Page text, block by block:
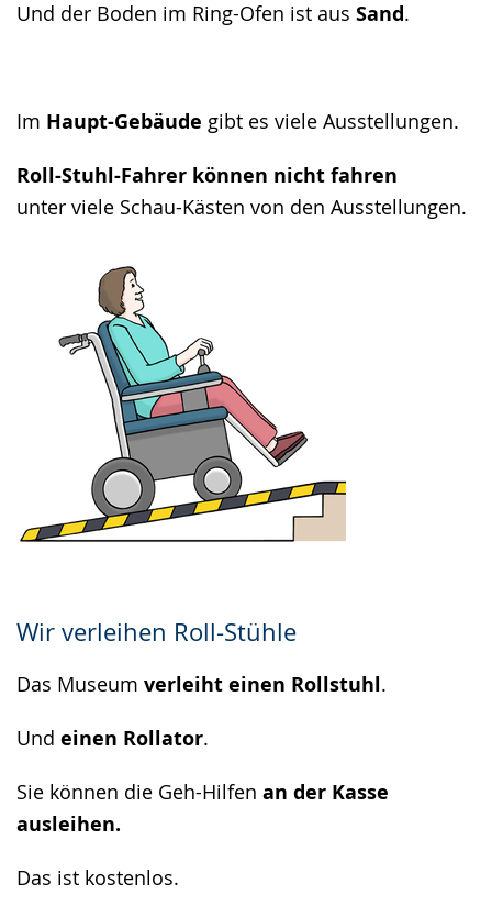
Und der Boden im Ring-Ofen ist aus Sand.
Im Haupt-Gebäude gibt es viele Ausstellungen.
Roll-Stuhl-Fahrer können nicht fahren
unter viele Schau-Kästen von den Ausstellungen.
Wir verleihen Roll-Stühle
Das Museum verleiht einen Rollstuhl.
Und einen Rollator.
Sie können die Geh-Hilfen an der Kasse
ausleihen.
Das ist kostenlos.